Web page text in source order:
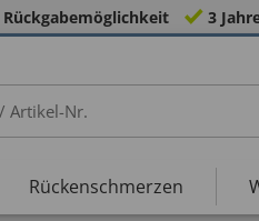
Rückgabemöglichkeit 3
Rückenschmerzen